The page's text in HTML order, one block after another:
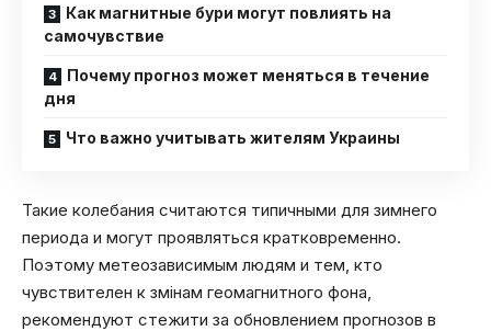
Как магнитные бури могут повлиять на
самочувствие
Почему прогноз может меняться в течение
дня
Что важно учитывать жителям Украины
Такие колебания считаются типичными для зимнего
периода и могут проявляться кратковременно.
Поэтому метеозависимым людям и тем, кто
чувствителен к змінам геомагнитного фона,
рекомендуют стежити за обновлением прогнозов в